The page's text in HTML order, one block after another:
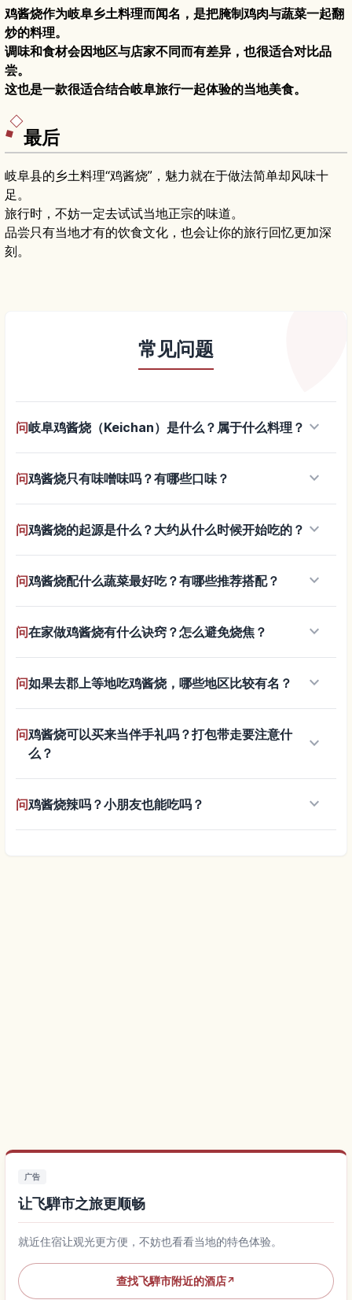
鸡酱烧作为岐阜乡土料理而闻名，是把腌制鸡肉与蔬菜一起翻
炒的料理。
调味和食材会因地区与店家不同而有差异，也很适合对比品
尝。
这也是一款很适合结合岐阜旅行一起体验的当地美食。
最后
岐阜县的乡土料理“鸡酱烧”，魅力就在于做法简单却风味十
足。
旅行时，不妨一定去试试当地正宗的味道。
品尝只有当地才有的饮食文化，也会让你的旅行回忆更加深
刻。
常见问题
问岐阜鸡酱烧（Keichan）是什么？属于什么料理？ keyboard_arrow_down
问鸡酱烧只有味噌味吗？有哪些口味？ keyboard_arrow_down
问鸡酱烧的起源是什么？大约从什么时候开始吃的？ keyboard_arrow_down
问鸡酱烧配什么蔬菜最好吃？有哪些推荐搭配？ keyboard_arrow_down
问在家做鸡酱烧有什么诀窍？怎么避免烧焦？ keyboard_arrow_down
问如果去郡上等地吃鸡酱烧，哪些地区比较有名？ keyboard_arrow_down
问鸡酱烧可以买来当伴手礼吗？打包带走要注意什
么？
keyboard_arrow_down
问鸡酱烧辣吗？小朋友也能吃吗？ keyboard_arrow_down
广告
让飞騨市之旅更顺畅
就近住宿让观光更方便，不妨也看看当地的特色体验。
查找飞騨市附近的酒店↗